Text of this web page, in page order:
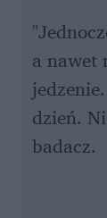
a nawet
dzień.
badacz.